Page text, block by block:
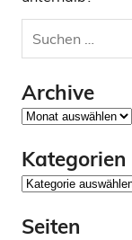
Archive
Archive
Kategorien
Kategorien
Seiten